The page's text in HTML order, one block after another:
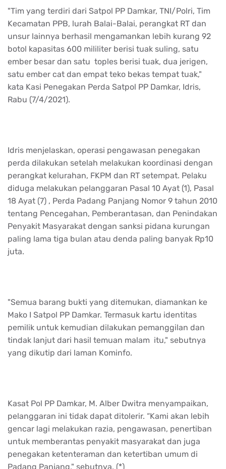
"Tim yang terdiri dari Satpol PP Damkar, TNI/Polri, Tim
Kecamatan PPB, lurah Balai-Balai, perangkat RT dan
unsur lainnya berhasil mengamankan lebih kurang 92
botol kapasitas 600 mililiter berisi tuak suling, satu
ember besar dan satu toples berisi tuak, dua jerigen,
satu ember cat dan empat teko bekas tempat tuak,"
kata Kasi Penegakan Perda Satpol PP Damkar, Idris,
Rabu (7/4/2021).
Idris menjelaskan, operasi pengawasan penegakan
perda dilakukan setelah melakukan koordinasi dengan
perangkat kelurahan, FKPM dan RT setempat. Pelaku
diduga melakukan pelanggaran Pasal 10 Ayat (1), Pasal
18 Ayat (7) , Perda Padang Panjang Nomor 9 tahun 2010
tentang Pencegahan, Pemberantasan, dan Penindakan
Penyakit Masyarakat dengan sanksi pidana kurungan
paling lama tiga bulan atau denda paling banyak Rp10
juta.
"Semua barang bukti yang ditemukan, diamankan ke
Mako I Satpol PP Damkar. Termasuk kartu identitas
pemilik untuk kemudian dilakukan pemanggilan dan
tindak lanjut dari hasil temuan malam itu," sebutnya
yang dikutip dari laman Kominfo.
Kasat Pol PP Damkar, M. Alber Dwitra menyampaikan,
pelanggaran ini tidak dapat ditolerir. “Kami akan lebih
gencar lagi melakukan razia, pengawasan, penertiban
untuk memberantas penyakit masyarakat dan juga
penegakan ketenteraman dan ketertiban umum di
Padang Panjang," sebutnya. (*)